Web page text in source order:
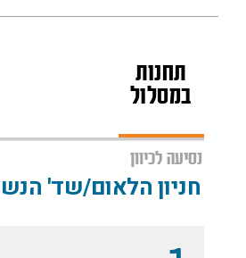
תחנות
במסלול
נסיעה לכיוון